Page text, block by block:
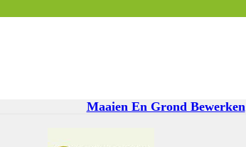
Maaien En Grond Bewerken